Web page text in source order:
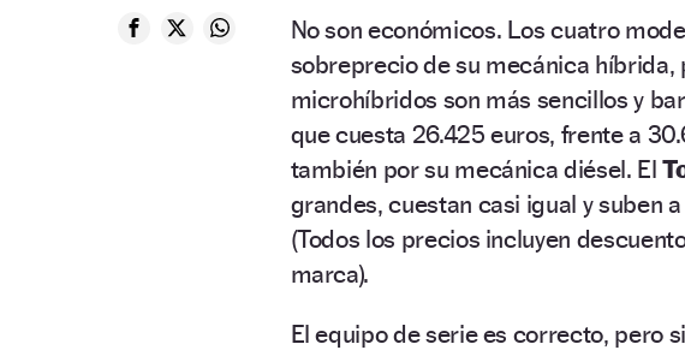
No son económicos. Los cuatro
sobreprecio de su mecánica híbrida,
microhíbridos son más sencillos y
que cuesta 26.425 euros, frente a
también por su mecánica diésel. El
grandes, cuestan casi igual y suben
(Todos los precios incluyen
marca).
El equipo de serie es correcto, pero